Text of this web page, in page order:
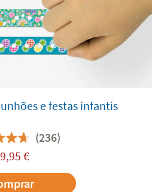
e festas infantis
(236)
€